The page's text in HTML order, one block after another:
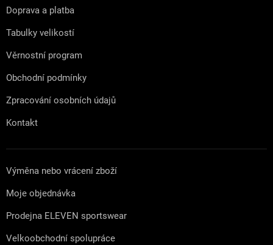
Doprava a platba
Tabulky velikostí
Věrnostní program
Obchodní podmínky
Zpracování osobních údajů
Kontakt
Výměna nebo vrácení zboží
Moje objednávka
Prodejna ELEVEN sportswear
Velkoobchodní spolupráce